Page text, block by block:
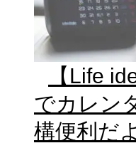
【Life
でカレン
構便利だ